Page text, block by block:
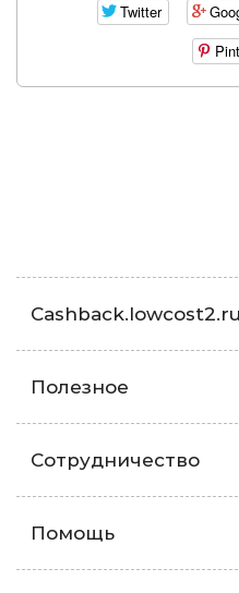
Twitter
Cashback.lowcost2.ru
Полезное
Сотрудничество
Помощь